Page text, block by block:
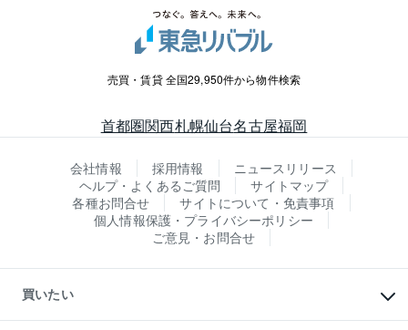
売買・賃貸 全国29,950件から物件検索
首都圏関西札幌仙台名古屋福岡
会社情報 採用情報
ニュースリリース
ヘルプ・よくあるご質問
サイトマップ
各種お問合せ
サイトについて・免責事項
個人情報保護・プライバシーポリシー
ご意見・お問合せ
買いたい